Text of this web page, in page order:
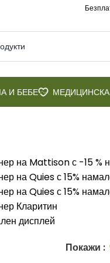
И БЕБЕ
Покажи